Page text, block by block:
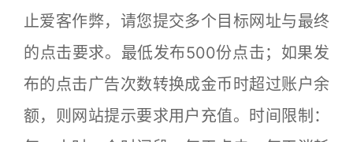
止爱客作弊，请您提交多个目标网址与最终
的点击要求。最低发布500份点击；如果发
布的点击广告次数转换成金币时超过账户余
额，则网站提示要求用户充值。时间限制：